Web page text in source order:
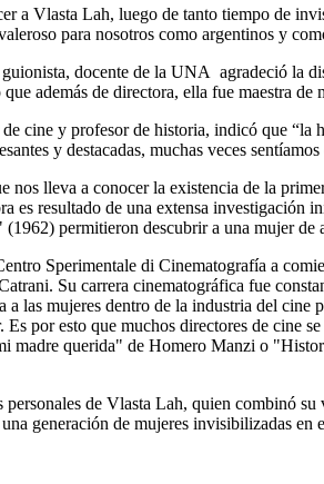
a Vlasta Lah, luego de tanto tiempo de
para nosotros como argentinos y
docente de la UNA agradeció
además de directora, ella fue maestra
cine y profesor de historia, indicó que
y destacadas, muchas veces
lleva a conocer la existencia de la
es resultado de una extensa
permitieron descubrir a una mujer de
Sperimentale di Cinematografía a
Su carrera cinematográfica fue
a las mujeres dentro de la industria del
por esto que muchos directores de cine
madre querida" de Homero Manzi o
de Vlasta Lah, quien combinó
generación de mujeres invisibilizadas